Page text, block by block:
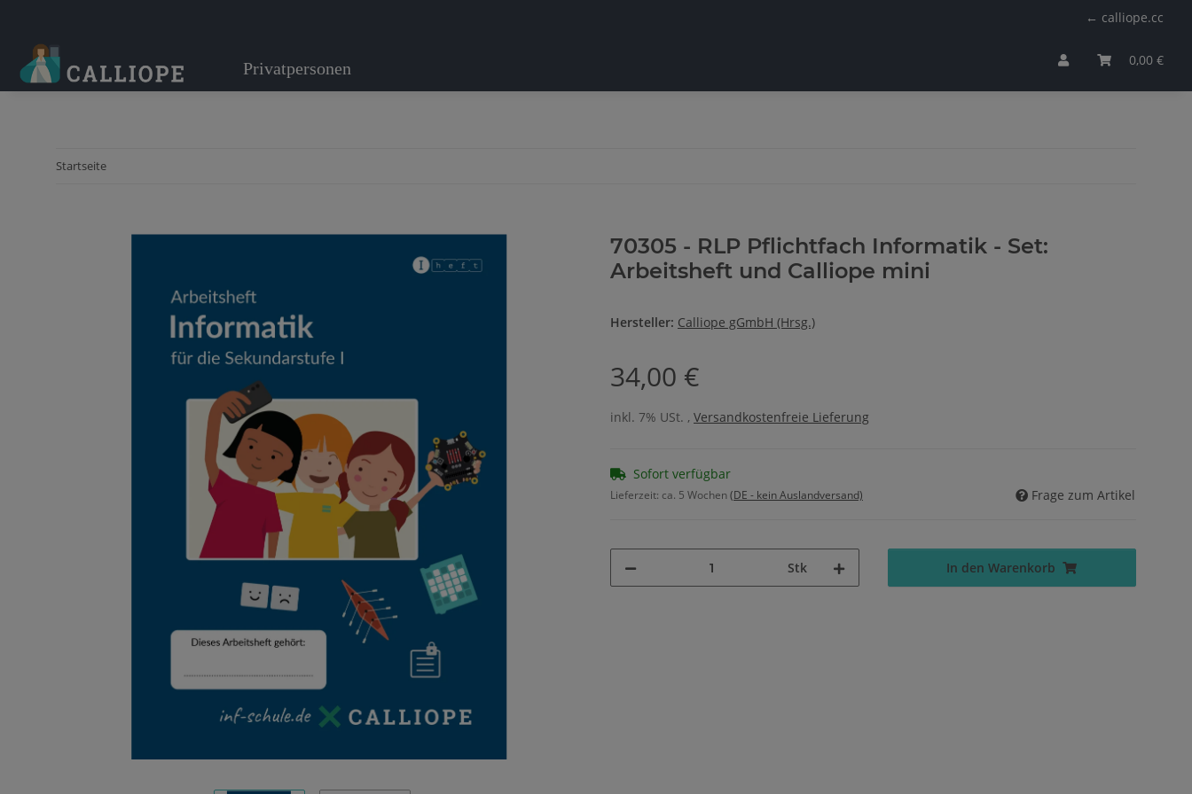
← calliope.cc
0,00 €
Privatpersonen
Startseite
70305 - RLP Pflichtfach Informatik - Set:
Arbeitsheft und Calliope mini
Hersteller: Calliope gGmbH (Hrsg.)
34,00 €
inkl. 7% USt. , Versandkostenfreie Lieferung
Sofort verfügbar
Lieferzeit: ca. 5 Wochen(DE - kein Auslandversand) Frage zum Artikel
Stk In den Warenkorb